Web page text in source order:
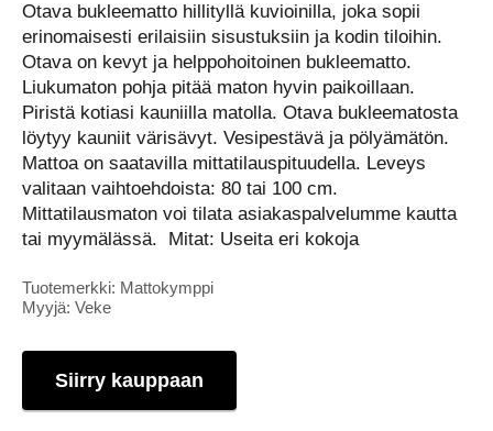
Otava bukleematto hillityllä kuvioinilla, joka sopii
erinomaisesti erilaisiin sisustuksiin ja kodin tiloihin.
Otava on kevyt ja helppohoitoinen bukleematto.
Liukumaton pohja pitää maton hyvin paikoillaan.
Piristä kotiasi kauniilla matolla. Otava bukleematosta
löytyy kauniit värisävyt. Vesipestävä ja pölyämätön.
Mattoa on saatavilla mittatilauspituudella. Leveys
valitaan vaihtoehdoista: 80 tai 100 cm.
Mittatilausmaton voi tilata asiakaspalvelumme kautta
tai myymälässä. Mitat: Useita eri kokoja
Tuotemerkki: Mattokymppi
Myyjä: Veke
Siirry kauppaan